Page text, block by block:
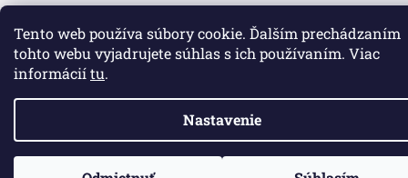
Tento web používa súbory cookie. Ďalším prechádzaním
tohto webu vyjadrujete súhlas s ich používaním. Viac
informáciítu.
Nastavenie